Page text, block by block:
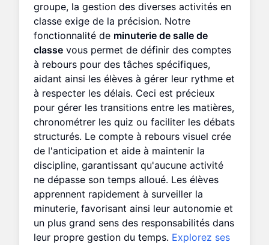
groupe, la gestion des diverses activités en
classe exige de la précision. Notre
fonctionnalité de minuterie de salle de
classe vous permet de définir des comptes
à rebours pour des tâches spécifiques,
aidant ainsi les élèves à gérer leur rythme et
à respecter les délais. Ceci est précieux
pour gérer les transitions entre les matières,
chronométrer les quiz ou faciliter les débats
structurés. Le compte à rebours visuel crée
de l'anticipation et aide à maintenir la
discipline, garantissant qu'aucune activité
ne dépasse son temps alloué. Les élèves
apprennent rapidement à surveiller la
minuterie, favorisant ainsi leur autonomie et
un plus grand sens des responsabilités dans
leur propre gestion du temps. Explorez ses